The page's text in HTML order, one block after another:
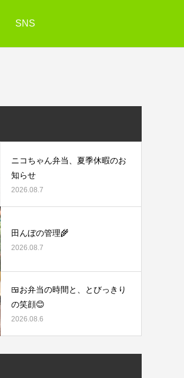
SNS
ニコちゃん弁当、夏季休暇のお
知らせ
2026.08.7
田んぼの管理🌾
2026.08.7
🍱お弁当の時間と、とびっきり
の笑顔😊
2026.08.6